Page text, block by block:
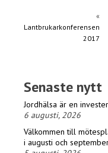
«
Lantbrukarkonferensen
2017
Senaste nytt
Jordhälsa är en
6 augusti, 2026
Välkommen till
i augusti och